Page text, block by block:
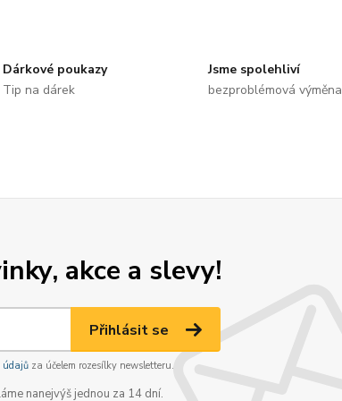
Dárkové poukazy
Tip na dárek
Jsme spolehliví
bezproblémová výměna
akce a slevy!
Přihlásit se
údajů za účelem rozesílky newsletteru.
nanejvýš jednou za 14 dní.